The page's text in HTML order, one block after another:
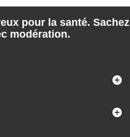
pour la santé. Sachez
modération.